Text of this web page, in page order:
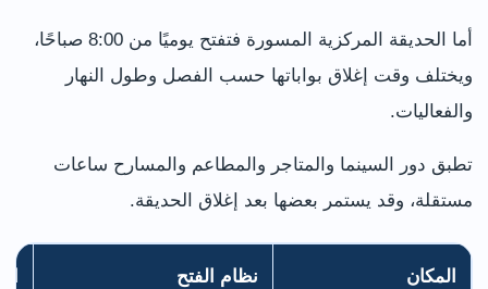
أما الحديقة المركزية المسورة فتفتح يوميًا من 8:00 صباحًا،
ويختلف وقت إغلاق بواباتها حسب الفصل وطول النهار
والفعاليات.
تطبق دور السينما والمتاجر والمطاعم والمسارح ساعات
مستقلة، وقد يستمر بعضها بعد إغلاق الحديقة.
المكان نظام الفتح